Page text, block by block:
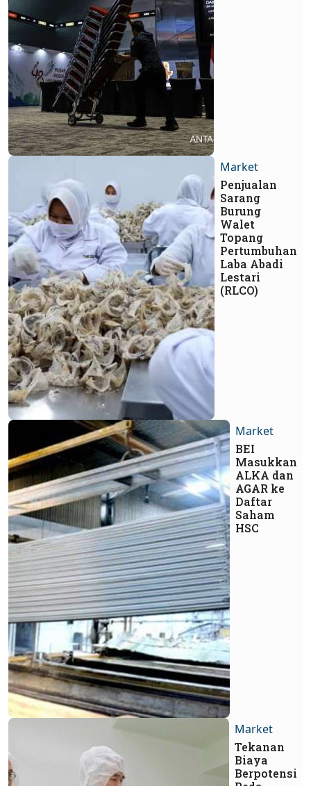
Market
Penjualan
Sarang
Burung
Walet
Topang
Pertumbuhan
Laba Abadi
Lestari
(RLCO)
Market
BEI
Masukkan
ALKA dan
AGAR ke
Daftar
Saham
HSC
Market
Tekanan
Biaya
Berpotensi